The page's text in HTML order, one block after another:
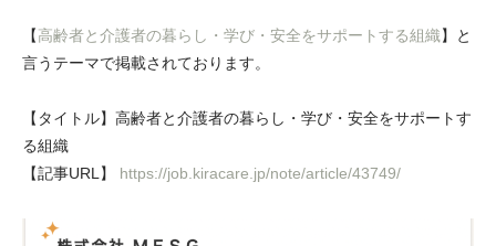
電動昇降洗面台
【高齢者と介護者の暮らし・学び・安全をサポートする組織】と
言うテーマで掲載されております。
【タイトル】高齢者と介護者の暮らし・学び・安全をサポートす
る組織
【記事URL】 https://job.kiracare.jp/note/article/43749/